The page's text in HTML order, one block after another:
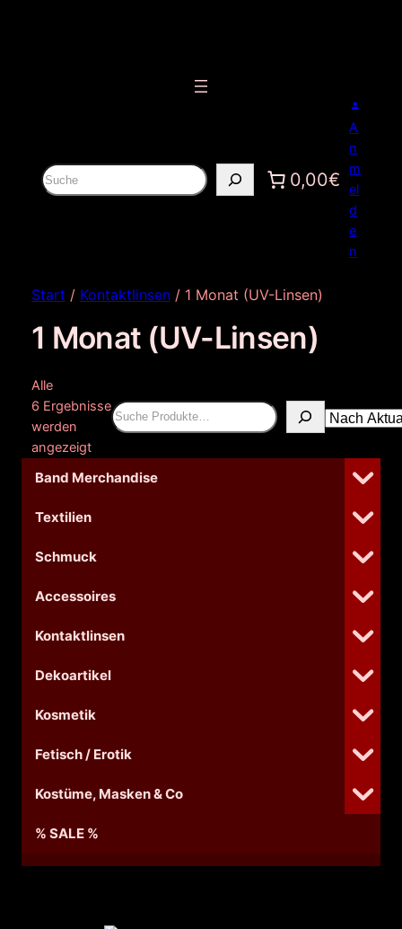
S
u
0,00€
A
n
m
el
d
e
n
Start / Kontaktlinsen/ 1 Monat (UV-Linsen)
1 Monat (UV-Linsen)
Alle
6 Ergebnisse
werden
angezeigtNach
sortiert
Suchen
Band Merchandise
Textilien
Schmuck
Accessoires
Kontaktlinsen
Dekoartikel
Kosmetik
Fetisch / Erotik
Kostüme, Masken & Co
% SALE %